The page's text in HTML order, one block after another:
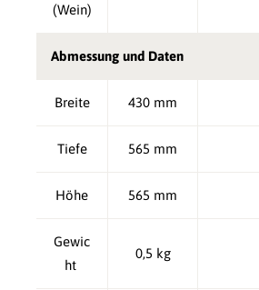
(Wein)
Abmessung und Daten
Breite 430 mm
Tiefe 565 mm
Höhe 565 mm
Gewic
ht
0,5 kg